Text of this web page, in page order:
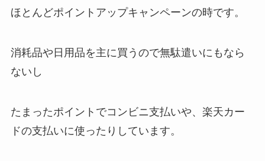
ほとんどポイントアップキャンペーンの時です。
消耗品や日用品を主に買うので無駄遣いにもなら
ないし
たまったポイントでコンビニ支払いや、楽天カー
ドの支払いに使ったりしています。